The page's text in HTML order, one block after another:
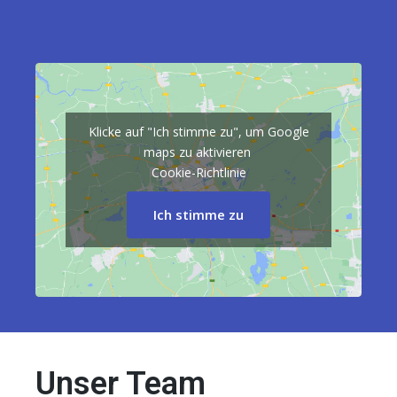
Klicke auf "Ich stimme zu", um Google
maps zu aktivieren
Cookie-Richtlinie
Ich stimme zu
Unser Team